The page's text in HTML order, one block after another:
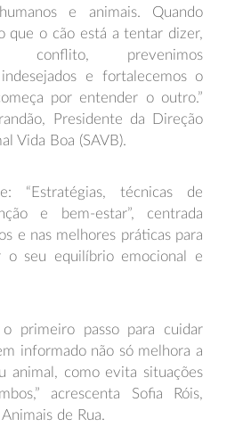
e animais. Quando
que o cão está a tentar dizer,
conflito, prevenimos
e fortalecemos o
por entender o outro.”
Presidente da Direção
Vida Boa (SAVB).
“Estratégias, técnicas de
e bem-estar”, centrada
e nas melhores práticas para
o seu equilíbrio emocional e
o primeiro passo para cuidar
informado não só melhora a
animal, como evita situações
acrescenta Sofia Róis,
de Rua.